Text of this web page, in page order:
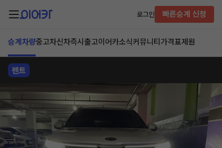
로그인 빠른승계 신청
승계차량중고차신차즉시출고이어카소식커뮤니티 가격표제원
렌트